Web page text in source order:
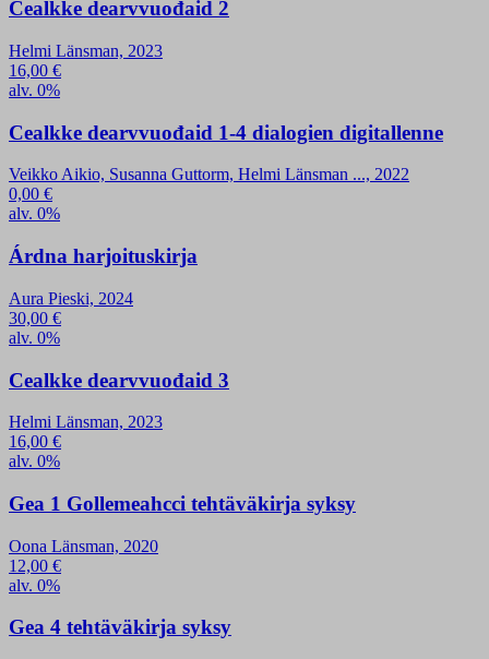
Cealkke dearvvuođaid 2
Helmi Länsman, 2023
16,00 €
alv. 0%
Cealkke dearvvuođaid 1-4 dialogien digitallenne
Veikko Aikio, Susanna Guttorm, Helmi Länsman ..., 2022
0,00 €
alv. 0%
Árdna harjoituskirja
Aura Pieski, 2024
30,00 €
alv. 0%
Cealkke dearvvuođaid 3
Helmi Länsman, 2023
16,00 €
alv. 0%
Gea 1 Gollemeahcci tehtäväkirja syksy
Oona Länsman, 2020
12,00 €
alv. 0%
Gea 4 tehtäväkirja syksy